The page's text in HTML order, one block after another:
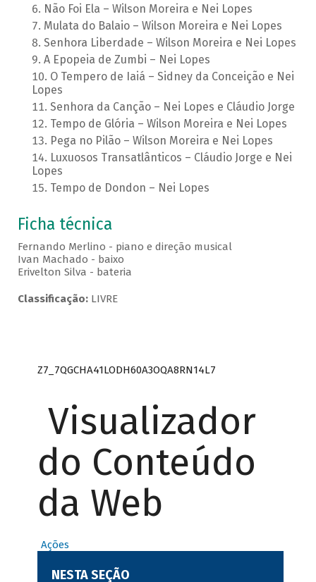
Não Foi Ela – Wilson Moreira e Nei Lopes
Mulata do Balaio – Wilson Moreira e Nei Lopes
Senhora Liberdade – Wilson Moreira e Nei Lopes
A Epopeia de Zumbi – Nei Lopes
O Tempero de Iaiá – Sidney da Conceição e Nei
Lopes
Senhora da Canção – Nei Lopes e Cláudio Jorge
Tempo de Glória – Wilson Moreira e Nei Lopes
Pega no Pilão – Wilson Moreira e Nei Lopes
Luxuosos Transatlânticos – Cláudio Jorge e Nei
Lopes
Tempo de Dondon – Nei Lopes
Ficha técnica
Fernando Merlino - piano e direção musical
Ivan Machado - baixo
Erivelton Silva - bateria
Classificação:LIVRE
Z7_7QGCHA41LODH60A3OQA8RN14L7
Visualizador
do Conteúdo
da Web
Ações
NESTA SEÇÃO